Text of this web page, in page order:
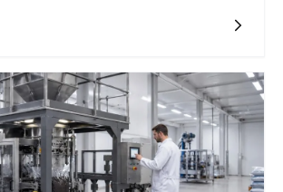
maszyn pakujących. Często przyczyna
także potrafi stworzyć sytuacje, w
do powierzchni roboczych. Dobrze
pakujące do ziemi ogrodowej
minimalizować te problemy poprzez
ich parametrów pracy. Właściwe
tej sytuacji to pierwszy krok do
rozwiązań.